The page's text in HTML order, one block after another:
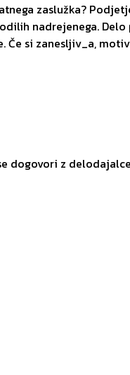
zaslužka?
nadrejenega.
si zanesljiv_a,
dogovori z